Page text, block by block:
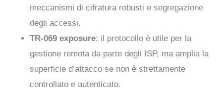
meccanismi di cifratura robusti e segregazione
degli accessi.
TR-069 exposure: il protocollo è utile per la
gestione remota da parte degli ISP, ma amplia la
superficie d’attacco se non è strettamente
controllato e autenticato.